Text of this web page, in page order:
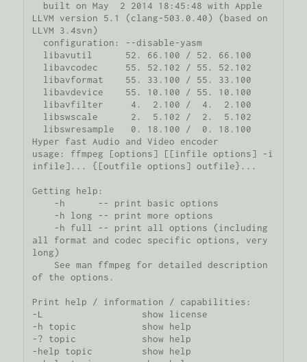
LLVM version 5.1 (clang-503.0.40) (based on
LLVM 3.4svn)
Hyper fast Audio and Video encoder
usage: ffmpeg [options] [[infile options] -i
infile]... {[outfile options] outfile}...
Getting help:
all format and codec specific options, very
long)
of the options.
Print help / information / capabilities:
-L                  show license
-h topic            show help
-? topic            show help
-help topic         show help